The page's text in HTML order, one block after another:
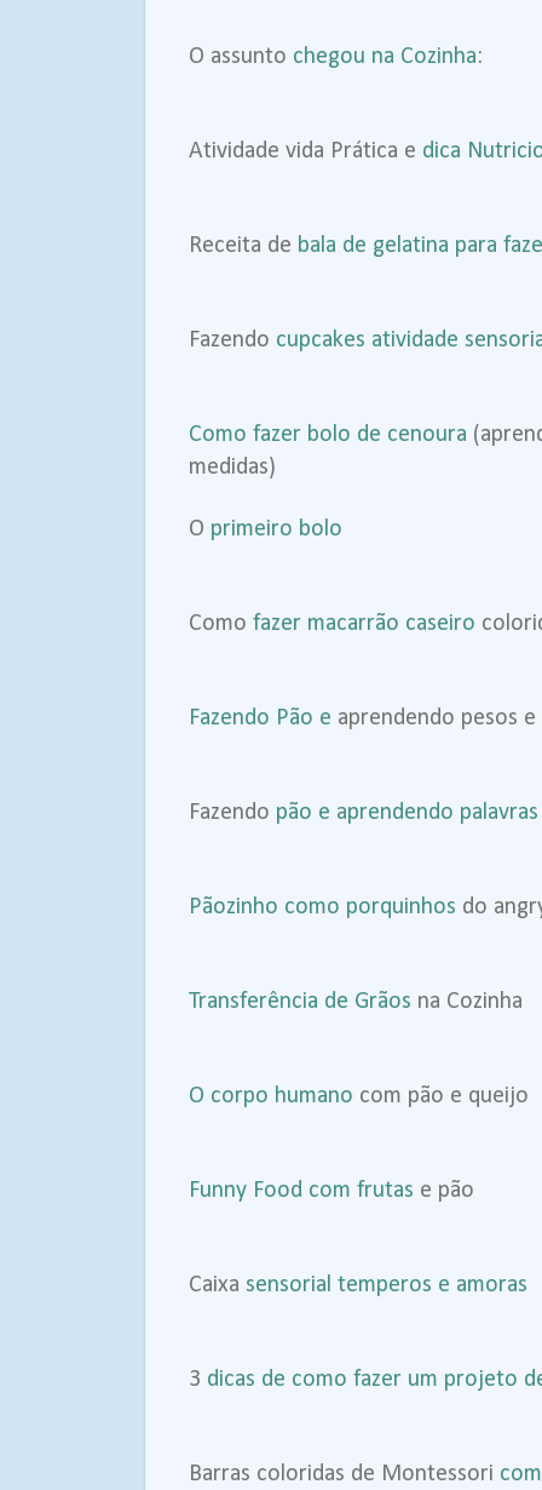
O assunto chegou na Cozinha:
Atividade vida Prática e dica
Receita de bala de gelatina para
Fazendo cupcakes atividade
Como fazer bolo de cenoura
medidas)
O primeiro bolo
Como fazer macarrão caseiro
Fazendo Pão e aprendendo pesos e
Fazendo pão e aprendendo palavras
Pãozinho como porquinhos do
Transferência de Grãos na Cozinha
O corpo humano com pão e queijo
Funny Food com frutas e pão
Caixa sensorial temperos e amoras
3 dicas de como fazer um projeto
Barras coloridas de Montessori